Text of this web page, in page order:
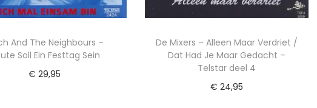
And The Neighbours –
Soll Ein Festtag Sein
€ 29,95
De Mixers – Alleen Maar Verdriet /
Dat Had Je Maar Gedacht –
Telstar deel 4
€ 24,95